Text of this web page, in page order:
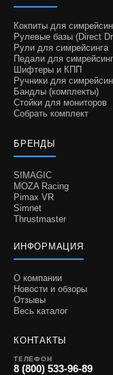
Кокпиты для
Рулевые базы (Direct
Рули для симрейсинга
Педали для
Шифтеры и КПП
Ручники для
Бандлы (комплекты)
Стойки для мониторов
Собрать комплект
БРЕНДЫ
SIMAGIC
MOZA Racing
Pimax VR
Simnet
Thrustmaster
ИНФОРМАЦИЯ
О компании
Новости и обзоры
Отзывы
Весь каталог
КОНТАКТЫ
ТЕЛЕФОН
8 (800) 533-96-89